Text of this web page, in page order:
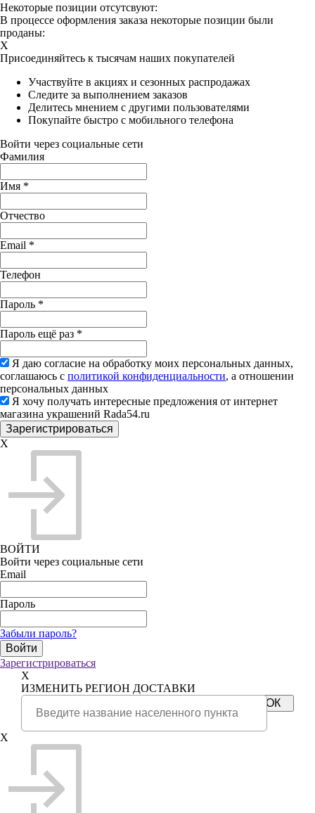
Некоторые позиции отсутсвуют:
В процессе оформления заказа некоторые позиции были
проданы:
X
Присоединяйтесь к тысячам наших покупателей
Участвуйте в акциях и сезонных распродажах
Следите за выполнением заказов
Делитесь мнением с другими пользователями
Покупайте быстро с мобильного телефона
Войти через социальные сети
Фамилия
Имя *
Отчество
Email *
Телефон
Пароль *
Пароль ещё раз *
Я даю согласие на обработку моих персональных данных,
соглашаюсь с политикой конфиденциальности, а отношении
персональных данных
Я хочу получать интересные предложения от интернет
магазина украшений Rada54.ru
X
ВОЙТИ
Войти через социальные сети
Email
Пароль
Забыли пароль?
Зарегистрироваться
X
ИЗМЕНИТЬ РЕГИОН ДОСТАВКИ
X